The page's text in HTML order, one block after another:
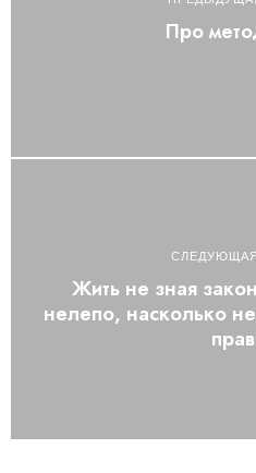
Про
Жить не зная
нелепо, насколько